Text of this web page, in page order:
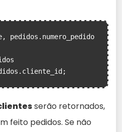
pedidos.numero_pedido
serão retornados,
feito pedidos. Se não